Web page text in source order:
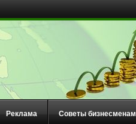
Реклама Советы бизнесменам